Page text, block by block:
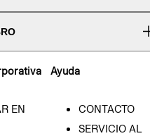
EN
Ayuda
CONTACTO
SERVICIO AL